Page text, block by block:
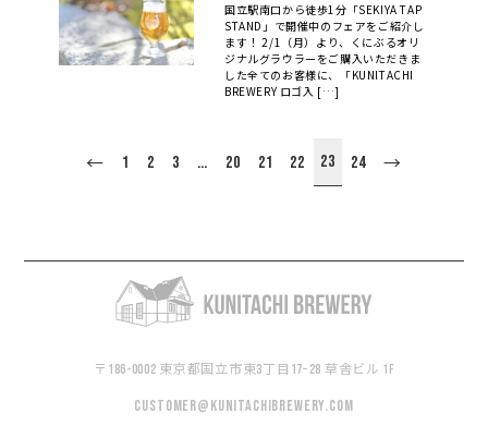
国立駅南口から徒歩1分「SEKIYA TAP
STAND」で開催中のフェアをご紹介し
ます！ 2/1（月）より、くにぶるオリ
ジナルグラウラーをご購入いただきま
した全てのお客様に、「KUNITACHI
BREWERY ロゴ入 […]
← 1 2 3 … 20 21 22 23 24 →
〒186-0002 東京都国立市東3丁目17−28 草舎ビル 1F
customer@kunitachibrewery.com